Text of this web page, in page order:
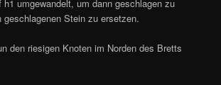
umgewandelt, um dann geschlagen zu
geschlagenen Stein zu ersetzen.
den riesigen Knoten im Norden des Bretts